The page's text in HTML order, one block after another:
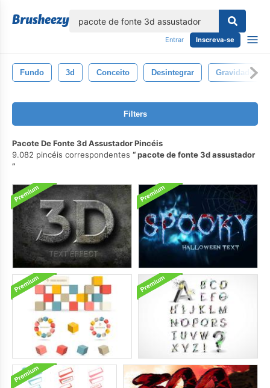
Entrar Inscreva-se
Fundo 3d Conceito Desintegrar Gravidade
Filters
Pacote De Fonte 3d Assustador Pincéis
9.082 pincéis correspondentes
pacote de fonte 3d assustador